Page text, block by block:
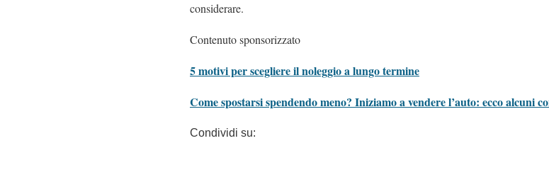
considerare.
Contenuto sponsorizzato
5 motivi per scegliere il noleggio a lungo termine
Come spostarsi spendendo meno? Iniziamo a vendere l’auto: ecco alcuni
Condividi su: